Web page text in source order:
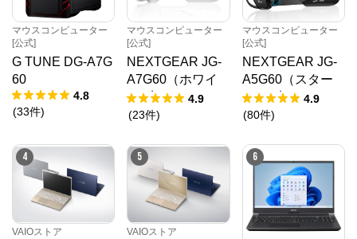
マウスコンピューター
[公式]
G TUNE DG-A7G
60
4.8
(33件)
マウスコンピューター
[公式]
NEXTGEAR JG-
A7G60（ホワイ
ト5点セット）
4.9
(23件)
マウスコンピューター
[公式]
NEXTGEAR JG-
A5G60（スター
ター5点セット）
4.9
(80件)
4
VAIOストア
5
VAIOストア
6